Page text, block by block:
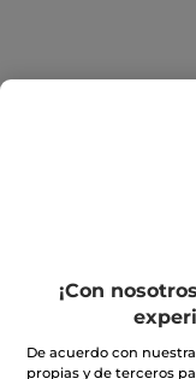
1+1
Intensifica la
1+1
Gel-
Crema
¡Con
De acuerdo con
propias y de terceros